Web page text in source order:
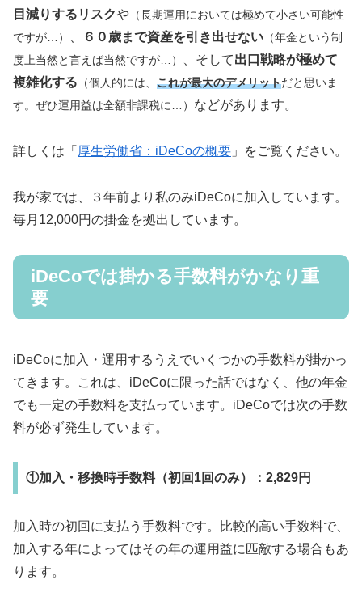
目減りするリスクや （長期運用においては極めて小さい可能性
ですが…）
６０歳まで資産を引き出せない （年金という制
度上当然と言えば当然ですが…）
、そして出口戦略が極めて
複雑化する （個人的には、 これが最大のデメリットだと思いま
す。ぜひ運用益は全額非課税に…） などがあります。
詳しくは「 厚生労働省：iDeCoの概要 」をご覧ください。
我が家では、３年前より私のみiDeCoに加入しています。
毎月12,000円の掛金を拠出しています。
iDeCoでは掛かる手数料がかなり重
要
iDeCoに加入・運用するうえでいくつかの手数料が掛かっ
てきます。これは、iDeCoに限った話ではなく、他の年金
でも一定の手数料を支払っています。iDeCoでは次の手数
料が必ず発生しています。
①加入・移換時手数料（初回1回のみ）：2,829円
加入時の初回に支払う手数料です。比較的高い手数料で、
加入する年によってはその年の運用益に匹敵する場合もあ
ります。